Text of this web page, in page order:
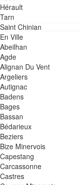
Hérault
Tarn
Saint Chinian
En Ville
Abeilhan
Agde
Alignan Du Vent
Argeliers
autignac
Badens
Bages
Bassan
Bédarieux
Beziers
Bize Minervois
Capestang
Carcassonne
Castres